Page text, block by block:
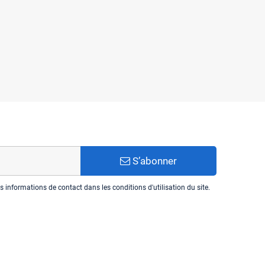
S’abonner
informations de contact dans les conditions d'utilisation du site.